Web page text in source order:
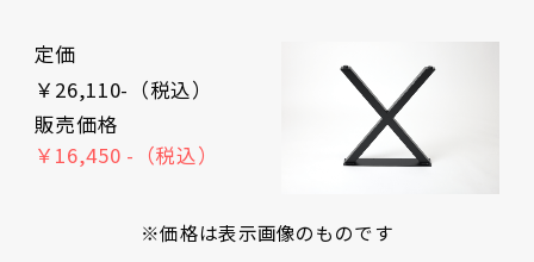
定価
￥26,110-（税込）
販売価格
￥16,450 -（税込）
※価格は表示画像のものです